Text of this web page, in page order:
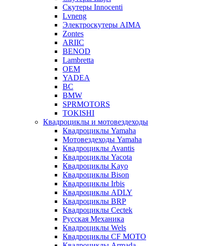
Скутеры Innocenti
Lvneng
Электроскутеры AIMA
Zontes
ARIIC
BENOD
Lambretta
OEM
YADEA
BC
BMW
SPRMOTORS
TOKISHI
Квадроциклы и мотовездеходы
Квадроциклы Yamaha
Мотовездеходы Yamaha
Квадроциклы Avantis
Квадроциклы Yacota
Квадроциклы Kayo
Квадроциклы Bison
Квадроциклы Irbis
Квадроциклы ADLY
Квадроциклы BRP
Квадроциклы Cectek
Русская Механика
Квадроциклы Wels
Квадроциклы CF MOTO